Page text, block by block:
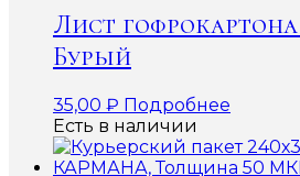
Лист гофрокартона
Бурый
35,00 ₽ Подробнее
Есть в наличии